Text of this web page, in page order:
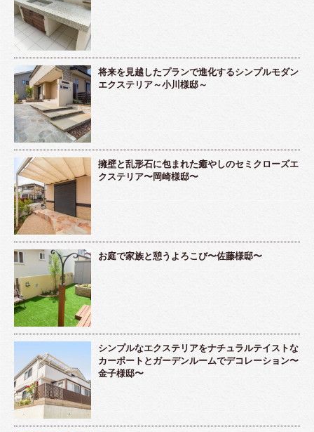
将来を見越したプランで進化するシンプルモダン
エクステリア～小川様邸～
擁壁と乱形石に包まれた癒やしのセミクローズエ
クステリア〜岡崎様邸〜
お庭で家族と憩うよろこび〜佐藤様邸〜
シンプルなエクステリアをナチュラルテイストな
カーポートとガーデンルームでデコレーション〜
金子様邸〜